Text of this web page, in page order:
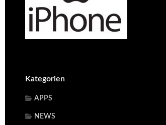
Kategorien
APPS
NEWS